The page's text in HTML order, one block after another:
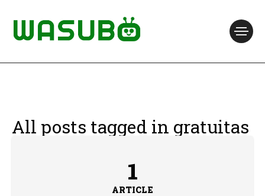
All posts tagged in gratuitas
1
ARTICLE